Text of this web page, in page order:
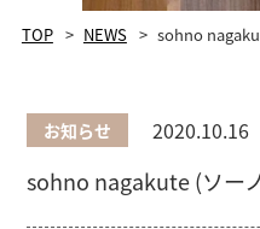
TOP NEWS sohno
お知らせ 2020.10.16
sohno nagakute (ソー